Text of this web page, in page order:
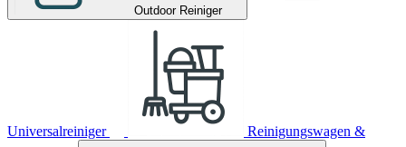
Outdoor Reiniger
Universalreiniger Reinigungswagen &